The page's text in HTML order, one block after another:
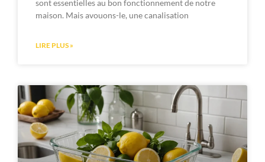
sont essentielles au bon fonctionnement de notre
maison. Mais avouons-le, une canalisation
LIRE PLUS »